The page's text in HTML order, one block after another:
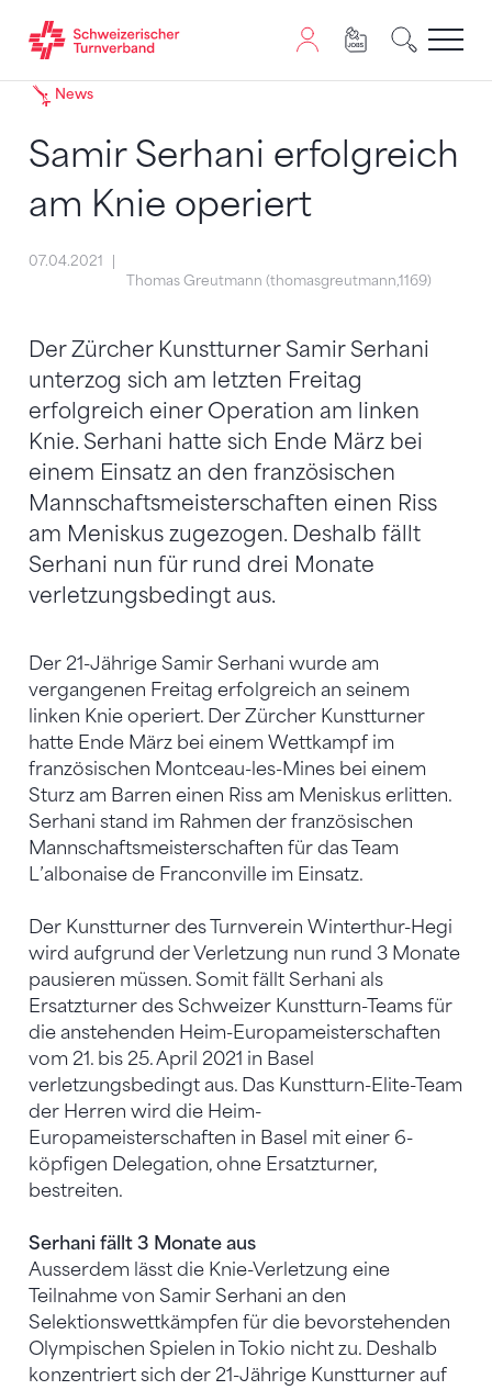
Zum Inhalt springen
Zur Sitemap navigieren
Zum Navigieren dieser Seite wird JavaScript benötigt.
News
Samir Serhani erfolgreich
am Knie operiert
07.04.2021
Thomas Greutmann (thomasgreutmann,1169)
Der Zürcher Kunstturner Samir Serhani
unterzog sich am letzten Freitag
erfolgreich einer Operation am linken
Knie. Serhani hatte sich Ende März bei
einem Einsatz an den französischen
Mannschaftsmeisterschaften einen Riss
am Meniskus zugezogen. Deshalb fällt
Serhani nun für rund drei Monate
verletzungsbedingt aus.
Der 21-Jährige Samir Serhani wurde am
vergangenen Freitag erfolgreich an seinem
linken Knie operiert. Der Zürcher Kunstturner
hatte Ende März bei einem Wettkampf im
französischen Montceau-les-Mines bei einem
Sturz am Barren einen Riss am Meniskus erlitten.
Serhani stand im Rahmen der französischen
Mannschaftsmeisterschaften für das Team
L’albonaise de Franconville im Einsatz.
Der Kunstturner des Turnverein Winterthur-Hegi
wird aufgrund der Verletzung nun rund 3 Monate
pausieren müssen. Somit fällt Serhani als
Ersatzturner des Schweizer Kunstturn-Teams für
die anstehenden Heim-Europameisterschaften
vom 21. bis 25. April 2021 in Basel
verletzungsbedingt aus. Das Kunstturn-Elite-Team
der Herren wird die Heim-
Europameisterschaften in Basel mit einer 6-
köpfigen Delegation, ohne Ersatzturner,
bestreiten.
Serhani fällt 3 Monate aus
Ausserdem lässt die Knie-Verletzung eine
Teilnahme von Samir Serhani an den
Selektionswettkämpfen für die bevorstehenden
Olympischen Spielen in Tokio nicht zu. Deshalb
konzentriert sich der 21-Jährige Kunstturner auf